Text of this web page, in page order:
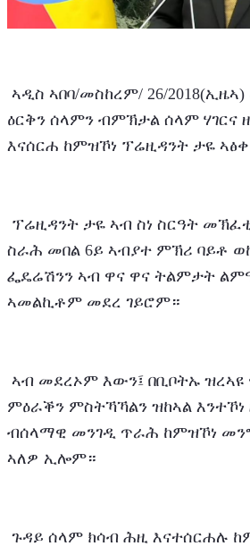
ዕርቅን ሰላምን ብምኽታል ሰላም ሃገርና
እናሰርሐ ከምዝኾነ ፕሬዚዳንት ታዬ
ስራሕ መበል 6ይ ኣብያተ ምኽሪ ባይቶ
ፌዴሬሽንን ኣብ ዋና ዋና ትልምታት
ኣመልኪቶም መደረ ገይሮም።
ምዕራቕን ምስትኻኻልን ዝከኣል እንተኾነ
ብሰላማዊ መንገዲ ጥራሕ ከምዝኾነ
ኣለዎ ኢሎም።